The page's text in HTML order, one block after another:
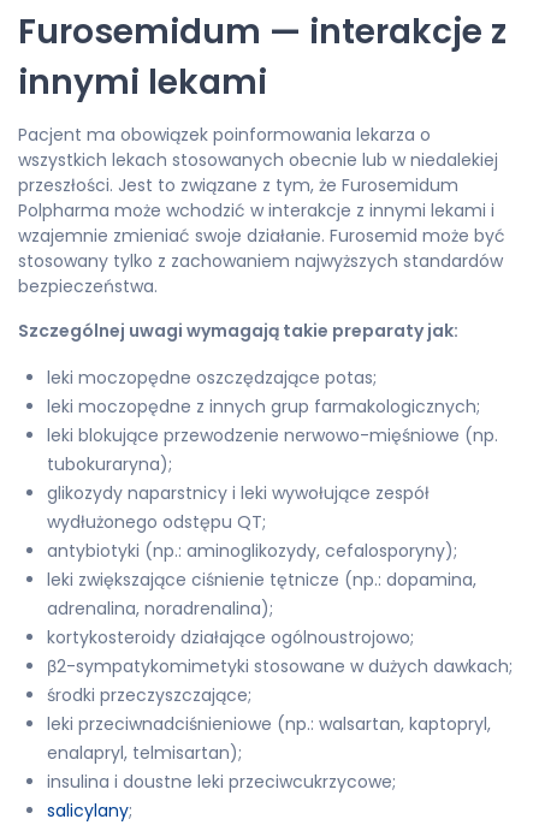
Furosemidum — interakcje z
innymi lekami
Pacjent ma obowiązek poinformowania lekarza o
wszystkich lekach stosowanych obecnie lub w niedalekiej
przeszłości. Jest to związane z tym, że Furosemidum
Polpharma może wchodzić w interakcje z innymi lekami i
wzajemnie zmieniać swoje działanie. Furosemid może być
stosowany tylko z zachowaniem najwyższych standardów
bezpieczeństwa.
Szczególnej uwagi wymagają takie preparaty jak:
leki moczopędne oszczędzające potas;
leki moczopędne z innych grup farmakologicznych;
leki blokujące przewodzenie nerwowo-mięśniowe (np.
tubokuraryna);
glikozydy naparstnicy i leki wywołujące zespół
wydłużonego odstępu QT;
antybiotyki (np.: aminoglikozydy, cefalosporyny);
leki zwiększające ciśnienie tętnicze (np.: dopamina,
adrenalina, noradrenalina);
kortykosteroidy działające ogólnoustrojowo;
β2-sympatykomimetyki stosowane w dużych dawkach;
środki przeczyszczające;
leki przeciwnadciśnieniowe (np.: walsartan, kaptopryl,
enalapryl, telmisartan);
insulina i doustne leki przeciwcukrzycowe;
salicylany;